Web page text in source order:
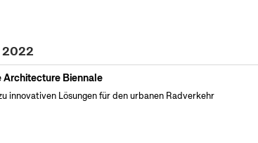
2022
Architecture Biennale
innovativen Lösungen für den urbanen Radverkehr